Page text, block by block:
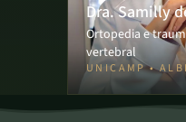
Dra. Samilly
Ortopedia e
vertebral
UNICAMP •